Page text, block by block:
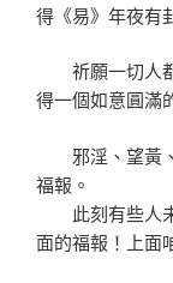
得《易》年夜有
祈願一切人都
得一個如意圓滿
邪淫、望黃、
福報。
此刻有些人未
面的福報！上面